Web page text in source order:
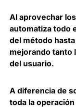
Al aprovechar
automatiza todo
del método
mejorando tanto
del usuario.
A diferencia de
toda la